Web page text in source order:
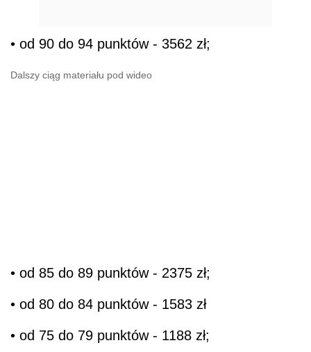
• od 90 do 94 punktów - 3562 zł;
Dalszy ciąg materiału pod wideo
• od 85 do 89 punktów - 2375 zł;
• od 80 do 84 punktów - 1583 zł
• od 75 do 79 punktów - 1188 zł;